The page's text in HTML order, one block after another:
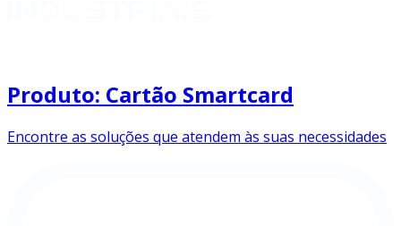
Produto: Cartão Smartcard
Encontre as soluções que atendem às suas necessidades